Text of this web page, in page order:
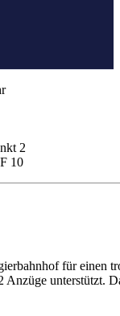
2
10
für einen
unterstützt.